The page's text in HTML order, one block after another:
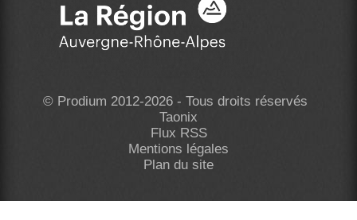
© Prodium 2012-2026 - Tous droits réservés
Taonix
Flux RSS
Mentions légales
Plan du site